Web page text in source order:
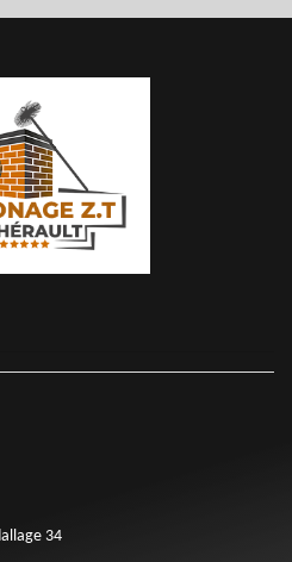
34